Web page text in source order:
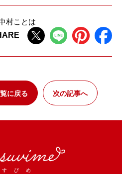
村ことは
に戻る 次の記事へ